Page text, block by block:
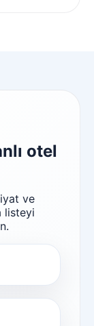
otel
ve
listeyi